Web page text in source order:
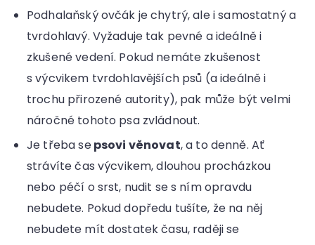
Podhalaňský ovčák je chytrý, ale i samostatný a
tvrdohlavý. Vyžaduje tak pevné a ideálně i
zkušené vedení. Pokud nemáte zkušenost
s výcvikem tvrdohlavějších psů (a ideálně i
trochu přirozené autority), pak může být velmi
náročné tohoto psa zvládnout.
Je třeba sepsovi věnovat, a to denně. Ať
strávíte čas výcvikem, dlouhou procházkou
nebo péčí o srst, nudit se s ním opravdu
nebudete. Pokud dopředu tušíte, že na něj
nebudete mít dostatek času, raději se